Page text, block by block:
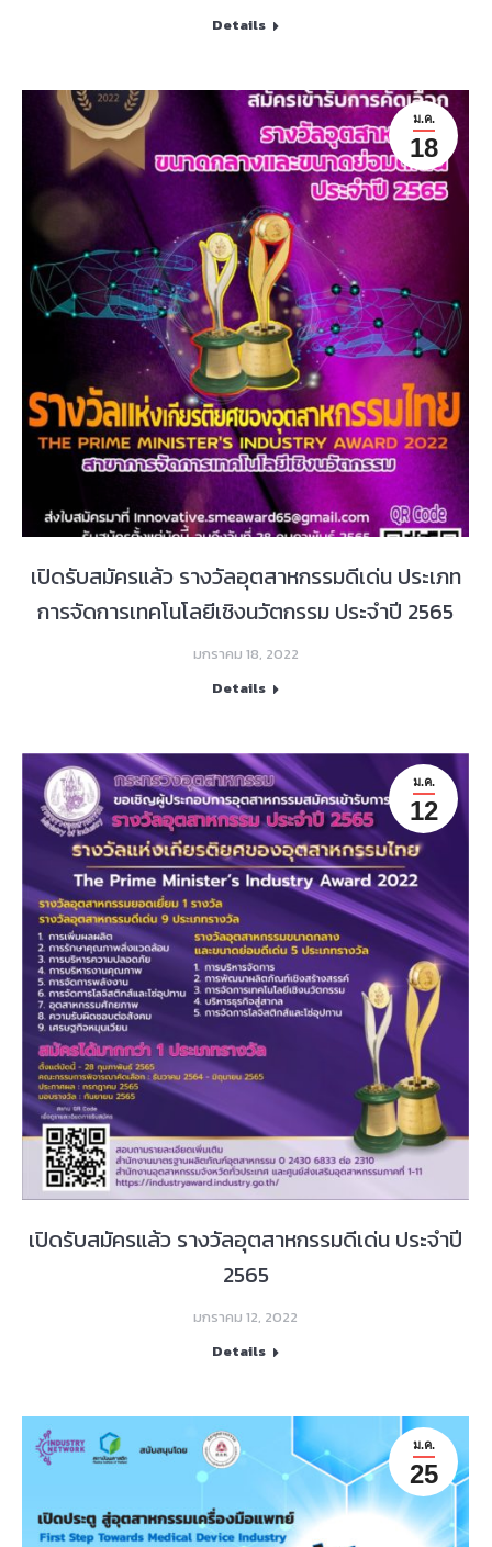
Details
ม.ค.
18
เปิดรับสมัครแล้ว รางวัลอุตสาหกรรมดีเด่น ประเภท
การจัดการเทคโนโลยีเชิงนวัตกรรม ประจำปี 2565
มกราคม 18, 2022
Details
ม.ค.
12
เปิดรับสมัครแล้ว รางวัลอุตสาหกรรมดีเด่น ประจำปี
2565
มกราคม 12, 2022
Details
ม.ค.
25